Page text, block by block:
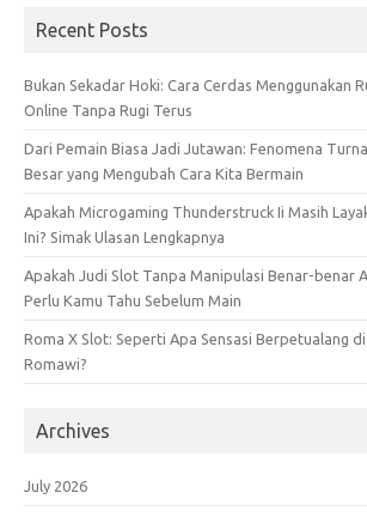
Recent Posts
Bukan Sekadar Hoki: Cara Cerdas Menggunakan
Online Tanpa Rugi Terus
Dari Pemain Biasa Jadi Jutawan: Fenomena
Besar yang Mengubah Cara Kita Bermain
Apakah Microgaming Thunderstruck Ii Masih
Ini? Simak Ulasan Lengkapnya
Apakah Judi Slot Tanpa Manipulasi Benar-benar
Perlu Kamu Tahu Sebelum Main
Roma X Slot: Seperti Apa Sensasi Berpetualang
Romawi?
Archives
July 2026